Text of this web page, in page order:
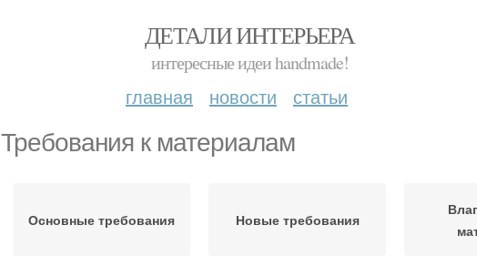
ДЕТАЛИ ИНТЕРЬЕРА
интересные идеи handmade!
главная новости статьи
Требования к материалам
Основные требования Новые требования